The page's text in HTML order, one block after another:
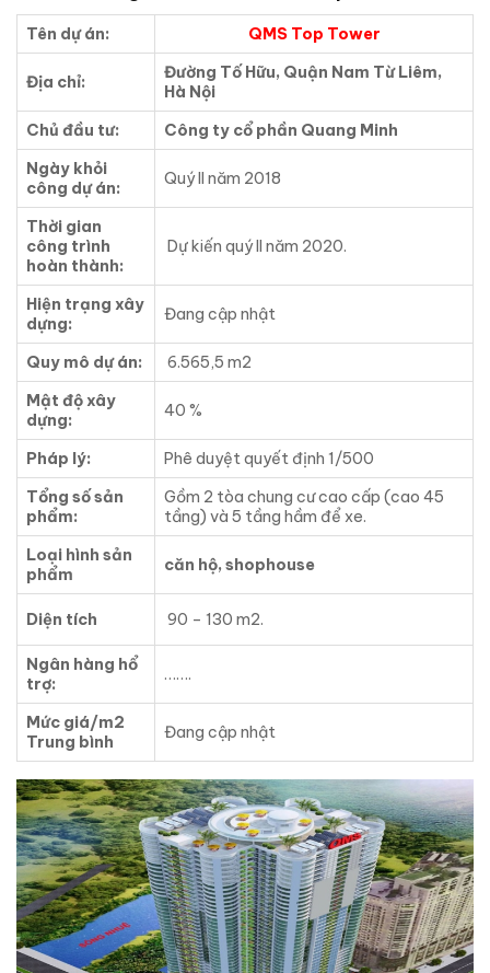
Tên dự án: QMS Top Tower
Địa chỉ:
Đường Tố Hữu, Quận Nam Từ Liêm,
Hà Nội
Chủ đầu tư:
Công ty cổ phần Quang Minh
Ngày khỏi
công dự án:
Quý II năm 2018
Thời gian
công trình
hoàn thành:
Dự kiến quý II năm 2020.
Hiện trạng xây
dựng:
Đang cập nhật
Quy mô dự án:
6.565,5 m2
Mật độ xây
dựng:
40 %
Pháp lý:
Phê duyệt quyết định 1/500
Tổng số sản
phẩm:
Gồm 2 tòa chung cư cao cấp (cao 45
tầng) và 5 tầng hầm để xe.
Loại hình sản
phẩm
căn hộ, shophouse
Diện tích 90 – 130 m2.
Ngân hàng hổ
trợ:
…….
Mức giá/m2
Trung bình
Đang cập nhật